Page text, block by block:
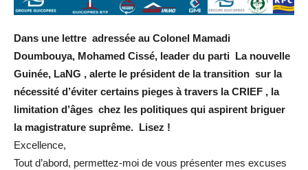
Dans une lettre adressée au Colonel Mamadi
Doumbouya, Mohamed Cissé, leader du parti La nouvelle
Guinée, LaNG , alerte le président de la transition sur la
nécessité d’éviter certains pieges à travers la CRIEF , la
limitation d’âges chez les politiques qui aspirent briguer
la magistrature suprême. Lisez !
Excellence,
Tout d’abord, permettez-moi de vous présenter mes excuses